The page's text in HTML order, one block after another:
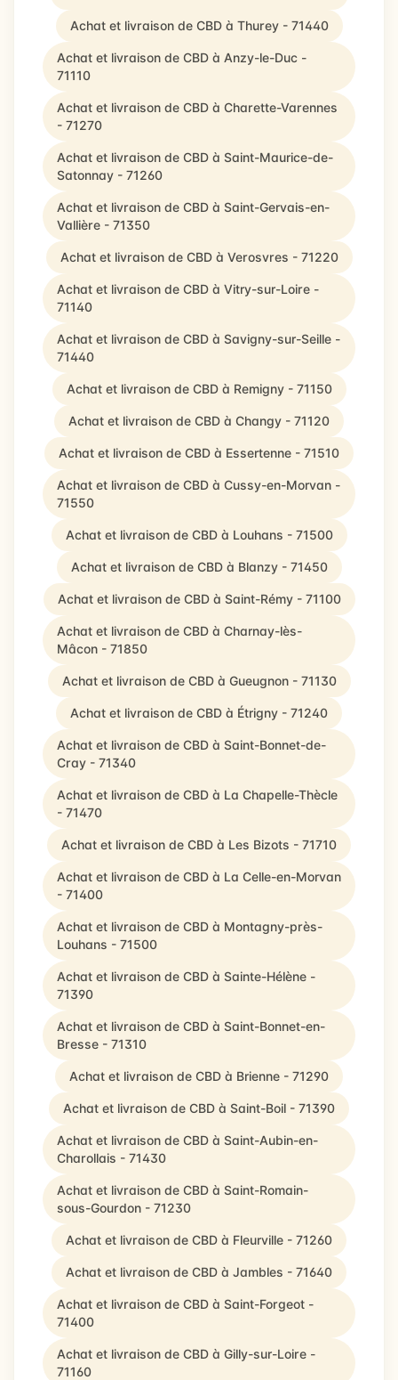
Achat et livraison de CBD à Thurey - 71440
Achat et livraison de CBD à Anzy-le-Duc -
71110
Achat et livraison de CBD à Charette-Varennes
- 71270
Achat et livraison de CBD à Saint-Maurice-de-
Satonnay - 71260
Achat et livraison de CBD à Saint-Gervais-en-
Vallière - 71350
Achat et livraison de CBD à Verosvres - 71220
Achat et livraison de CBD à Vitry-sur-Loire -
71140
Achat et livraison de CBD à Savigny-sur-Seille -
71440
Achat et livraison de CBD à Remigny - 71150
Achat et livraison de CBD à Changy - 71120
Achat et livraison de CBD à Essertenne - 71510
Achat et livraison de CBD à Cussy-en-Morvan -
71550
Achat et livraison de CBD à Louhans - 71500
Achat et livraison de CBD à Blanzy - 71450
Achat et livraison de CBD à Saint-Rémy - 71100
Achat et livraison de CBD à Charnay-lès-
Mâcon - 71850
Achat et livraison de CBD à Gueugnon - 71130
Achat et livraison de CBD à Étrigny - 71240
Achat et livraison de CBD à Saint-Bonnet-de-
Cray - 71340
Achat et livraison de CBD à La Chapelle-Thècle
- 71470
Achat et livraison de CBD à Les Bizots - 71710
Achat et livraison de CBD à La Celle-en-Morvan
- 71400
Achat et livraison de CBD à Montagny-près-
Louhans - 71500
Achat et livraison de CBD à Sainte-Hélène -
71390
Achat et livraison de CBD à Saint-Bonnet-en-
Bresse - 71310
Achat et livraison de CBD à Brienne - 71290
Achat et livraison de CBD à Saint-Boil - 71390
Achat et livraison de CBD à Saint-Aubin-en-
Charollais - 71430
Achat et livraison de CBD à Saint-Romain-
sous-Gourdon - 71230
Achat et livraison de CBD à Fleurville - 71260
Achat et livraison de CBD à Jambles - 71640
Achat et livraison de CBD à Saint-Forgeot -
71400
Achat et livraison de CBD à Gilly-sur-Loire -
71160